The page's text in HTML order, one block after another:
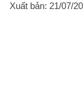
Xuất bản: 21/07/